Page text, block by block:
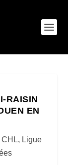
RAISIN
EN
CHL, Ligue